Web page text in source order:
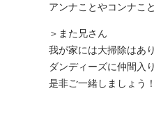
アンナことやコンナこ
＞また兄さん
我が家には大掃除はあ
ダンディーズに仲間入
是非ご一緒しましょう！